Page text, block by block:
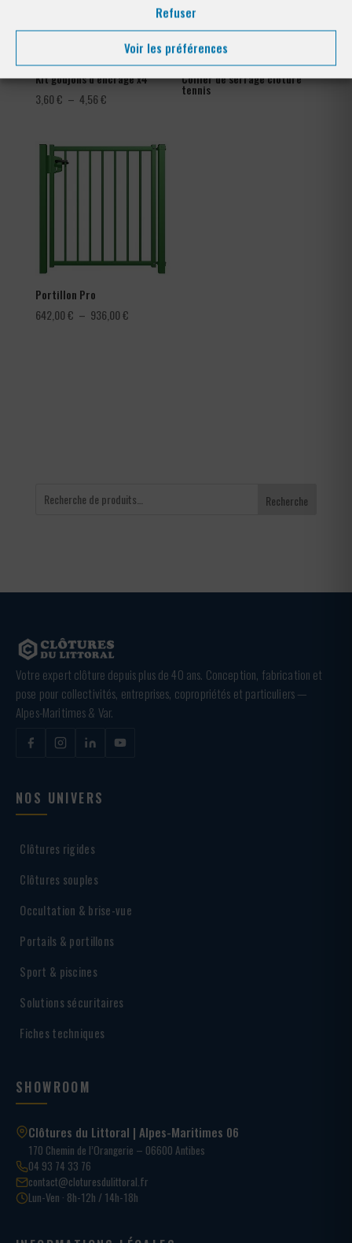
Refuser
Voir les préférences
Kit goujons d’encrage x4
3,60€ – 4,56€Plage
3,60 €
Collier de serrage clôture
tennis
Portillon Pro
642,00€ – 936,00€Plage
Recherche
Votre expert clôture depuis plus de 40 ans. Conception, fabrication et
pose pour collectivités, entreprises, copropriétés et particuliers —
Alpes-Maritimes & Var.
NOS UNIVERS
Clôtures rigides
Clôtures souples
Occultation & brise-vue
Portails & portillons
Sport & piscines
Solutions sécuritaires
Fiches techniques
SHOWROOM
Clôtures du Littoral | Alpes-Maritimes 06
170 Chemin de l’Orangerie – 06600 Antibes
04 93 74 33 76
contact@cloturesdulittoral.fr
Lun-Ven · 8h-12h / 14h-18h